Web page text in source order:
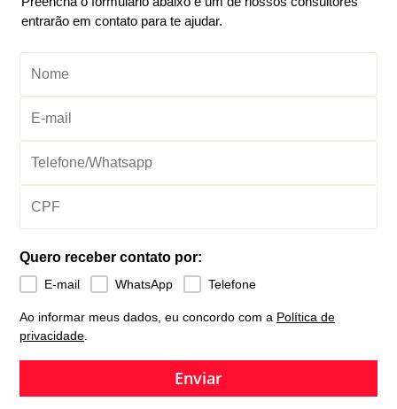
entrarão em contato para te ajudar.
Quero receber contato por:
E-mail WhatsApp Telefone
Ao informar meus dados, eu concordo com a Política de
privacidade.
Enviar